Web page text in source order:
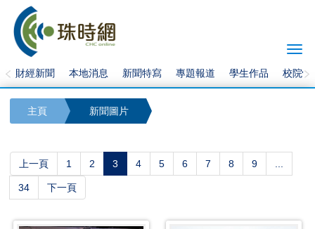
財經新聞 本地消息 新聞特寫 專題報道 學生作品 校院快
主頁 新聞圖片
上一頁 1 2 3 (current)
4 5 6 7 8 9
34 下一頁